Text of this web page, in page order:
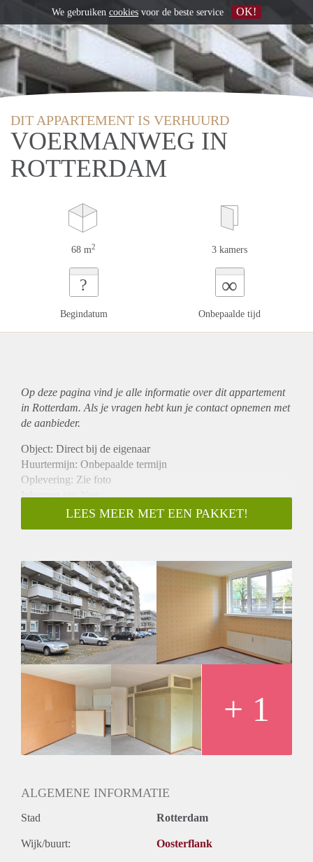
DIT APPARTEMENT IS VERHUURD
VOERMANWEG IN
ROTTERDAM
68 m2 3 kamers
?
Begindatum
∞
Onbepaalde tijd
Op deze pagina vind je alle informatie over ditappartement
in Rotterdam. Als je vragen hebt kun je contact opnemen met
de aanbieder.
Object: Direct bij de eigenaar
Huurtermijn: Onbepaalde termijn
Oplevering: Zie foto
Inkomen eis: Nee
Garantiestelling mogelijk: Nee
Borg: 1 Maand
Huisdieren toegestaan: Afhankelijk van de Eigenaar
Huurtoeslag grens: Ja
Geschikt voor studenten: Afhankelijk van de Eigenaar
LEES MEER MET EEN PAKKET!
+ 1
ALGEMENE INFORMATIE
Stad Rotterdam
Wijk/buurt: Oosterflank
We gebruiken cookies voor de beste service OK!